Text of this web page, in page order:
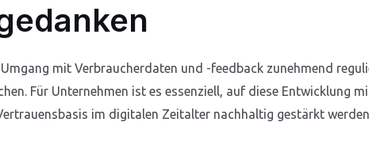
mit Verbraucherdaten und -feedback zunehmend
Für Unternehmen ist es essenziell, auf diese Entwicklung
im digitalen Zeitalter nachhaltig gestärkt